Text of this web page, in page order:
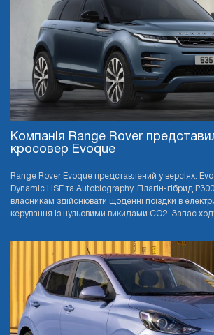
Компанія Range Rover
кросовер Evoque
Range Rover Evoque представлений у версіях:
Dynamic HSE та Autobiography. Плагін-гібрид
власникам здійснювати щоденні поїздки в
керування із нульовими викидами CO2. Запас